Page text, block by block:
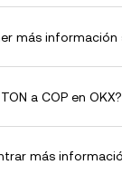
más información
a COP en OKX?
más